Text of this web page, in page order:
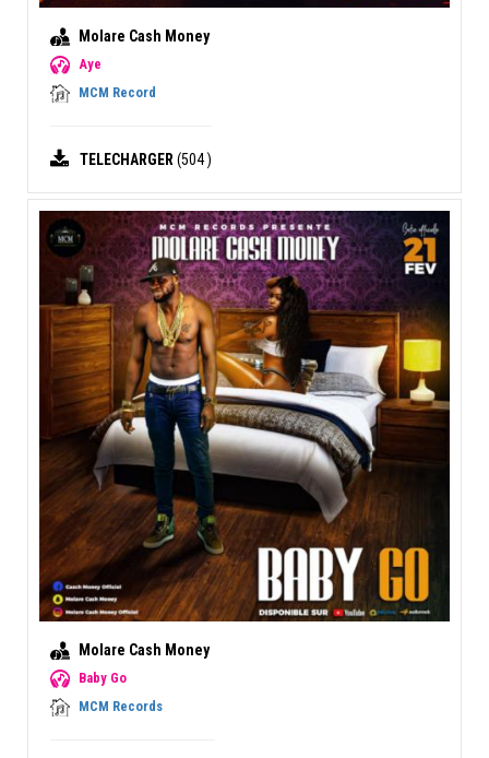
Molare Cash Money
Aye
MCM Record
TELECHARGER (504 )
Molare Cash Money
Baby Go
MCM Records